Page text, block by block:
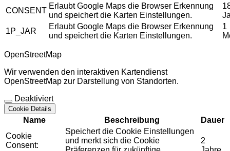
CONSENT
Erlaubt Google Maps die Browser Erkennung
und speichert die Karten Einstellungen.
1P_JAR
Erlaubt Google Maps die Browser Erkennung
und speichert die Karten Einstellungen.
1
OpenStreetMap
Wir verwenden den interaktiven Kartendienst
OpenStreetMap zur Darstellung von Standorten.
Deaktiviert
Cookie Details
Name Beschreibung
Dauer
Cookie
Consent:
Speichert die Cookie Einstellungen
und merkt sich die Cookie
2